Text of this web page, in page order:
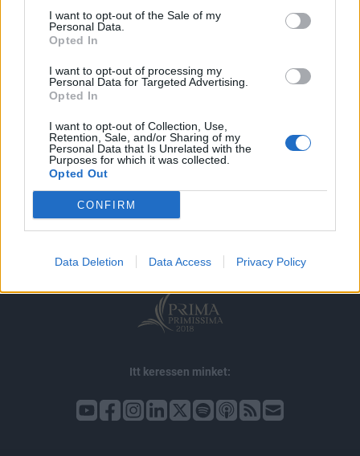
I want to opt-out of the Sale of my
Personal Data.
Opted In
I want to opt-out of processing my
Personal Data for Targeted Advertising.
Opted In
I want to opt-out of Collection, Use,
Retention, Sale, and/or Sharing of my
Personal Data that Is Unrelated with the
Purposes for which it was collected.
Opted Out
CONFIRM
Data Deletion Data Access Privacy Policy
impresszum
jogi nyilatkozat
adatvédelem
szerzői jogok médiaajánlat
karrier
kommentkezelés
ÁSZF
Itt keressen minket: